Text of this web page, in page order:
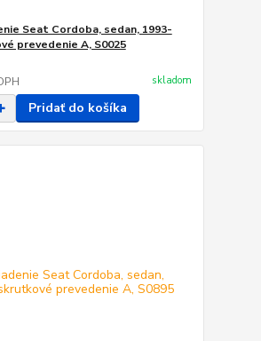
Seat Cordoba, sedan, 1993-
prevedenie A, S0025
skladom
Pridať do košíka